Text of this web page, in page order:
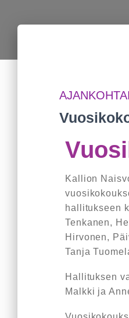
Kallion
hallitukseen
Tenkanen,
Hirvonen,
Tanja
Hallituksen
Malkki ja